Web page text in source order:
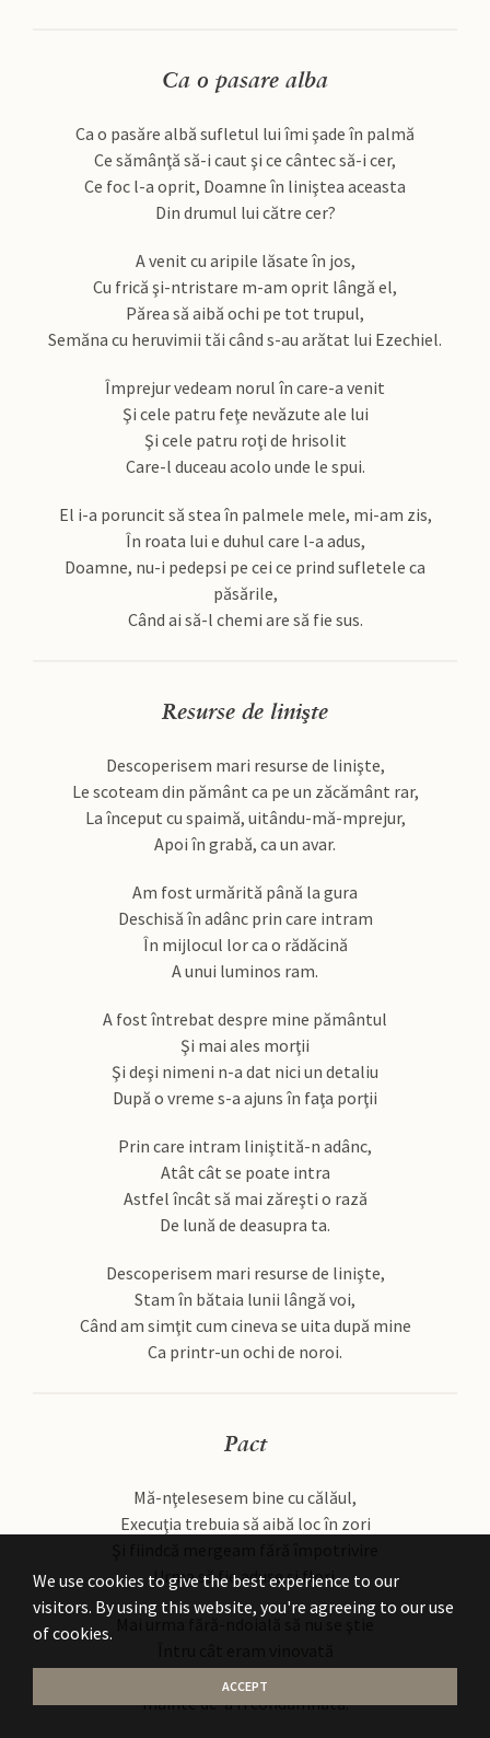
Ca o pasare alba
Ca o pasăre albă sufletul lui îmi şade în palmă
Ce sămânţă să-i caut şi ce cântec să-i cer,
Ce foc l-a oprit, Doamne în liniştea aceasta
Din drumul lui către cer?
A venit cu aripile lăsate în jos,
Cu frică şi-ntristare m-am oprit lângă el,
Părea să aibă ochi pe tot trupul,
Semăna cu heruvimii tăi când s-au arătat lui Ezechiel.
Împrejur vedeam norul în care-a venit
Şi cele patru feţe nevăzute ale lui
Şi cele patru roţi de hrisolit
Care-l duceau acolo unde le spui.
El i-a poruncit să stea în palmele mele, mi-am zis,
În roata lui e duhul care l-a adus,
Doamne, nu-i pedepsi pe cei ce prind sufletele ca
păsările,
Când ai să-l chemi are să fie sus.
Resurse de linişte
Descoperisem mari resurse de linişte,
Le scoteam din pământ ca pe un zăcământ rar,
La început cu spaimă, uitându-mă-mprejur,
Apoi în grabă, ca un avar.
Am fost urmărită până la gura
Deschisă în adânc prin care intram
În mijlocul lor ca o rădăcină
A unui luminos ram.
A fost întrebat despre mine pământul
Şi mai ales morţii
Şi deşi nimeni n-a dat nici un detaliu
După o vreme s-a ajuns în faţa porţii
Prin care intram liniştită-n adânc,
Atât cât se poate intra
Astfel încât să mai zăreşti o rază
De lună de deasupra ta.
Descoperisem mari resurse de linişte,
Stam în bătaia lunii lângă voi,
Când am simţit cum cineva se uita după mine
Ca printr-un ochi de noroi.
Pact
Mă-nţelesesem bine cu călăul,
Execuţia trebuia să aibă loc în zori
Urma să fie aduse şi flori.
Fiindcă fusesem de acord să mor
Înainte de-a fi condamnată.
We use cookies to give the best experience to our
visitors. By using this website, you're agreeing to our use
of cookies.
ACCEPT